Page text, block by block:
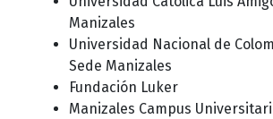
Manizales
Universidad Nacional de
Sede Manizales
Fundación Luker
Manizales Campus